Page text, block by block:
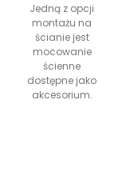
Jedną z opcji
montażu na
ścianie jest
mocowanie
ścienne
dostępne jako
akcesorium.